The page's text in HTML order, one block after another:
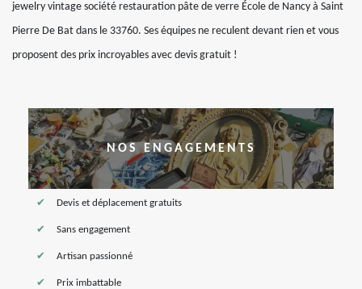
jewelry vintage société restauration pâte de verre École de Nancy à Saint
Pierre De Bat dans le 33760. Ses équipes ne reculent devant rien et vous
proposent des prix incroyables avec devis gratuit !
NOS ENGAGEMENTS
Devis et déplacement gratuits
Sans engagement
Artisan passionné
Prix imbattable